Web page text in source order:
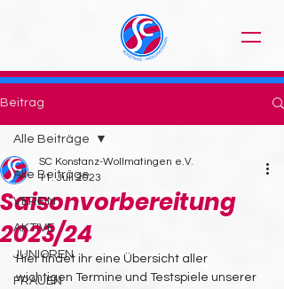
Beitrag
Alle Beiträge
VEREIN
AKTIVE
JUNIOREN
FRAUEN
Alle Beiträge
Saisonvorbereitung
2023/24
SC Konstanz-Wollmatingen e.V.
11. Juli 2023
Hier findet ihr eine Übersicht aller
wichtigen Termine und Testspiele unserer